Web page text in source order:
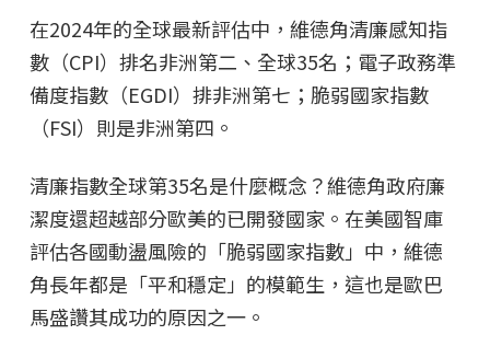
在2024年的全球最新評估中，維德角清廉感知指
數（CPI）排名非洲第二、全球35名；電子政務準
備度指數（EGDI）排非洲第七；脆弱國家指數
（FSI）則是非洲第四。
清廉指數全球第35名是什麼概念？維德角政府廉
潔度還超越部分歐美的已開發國家。在美國智庫
評估各國動盪風險的「脆弱國家指數」中，維德
角長年都是「平和穩定」的模範生，這也是歐巴
馬盛讚其成功的原因之一。